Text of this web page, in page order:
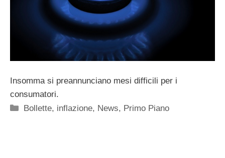
Insomma si preannunciano mesi difficili per i
consumatori.
Categorie
Bollette, inflazione, News, Primo Piano